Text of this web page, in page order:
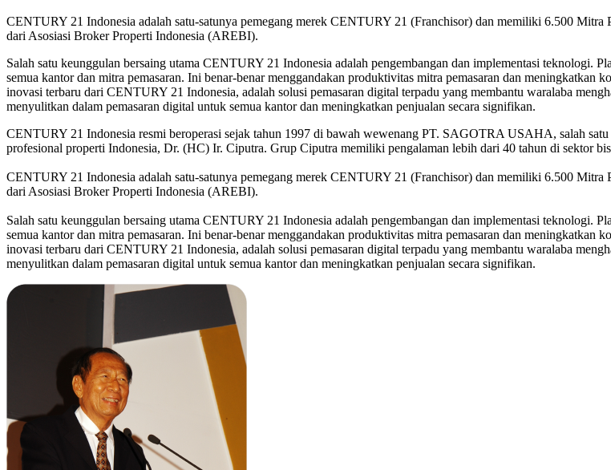
CENTURY 21 Indonesia adalah satu-satunya pemegang merek CENTURY 21 (Franchisor) dan memiliki 6.500 Mitra
dari Asosiasi Broker Properti Indonesia (AREBI).
Salah satu keunggulan bersaing utama CENTURY 21 Indonesia adalah pengembangan dan implementasi teknologi.
semua kantor dan mitra pemasaran. Ini benar-benar menggandakan produktivitas mitra pemasaran dan
inovasi terbaru dari CENTURY 21 Indonesia, adalah solusi pemasaran digital terpadu yang membantu waralaba
menyulitkan dalam pemasaran digital untuk semua kantor dan meningkatkan penjualan secara signifikan.
CENTURY 21 Indonesia resmi beroperasi sejak tahun 1997 di bawah wewenang PT. SAGOTRA USAHA, salah
profesional properti Indonesia, Dr. (HC) Ir. Ciputra. Grup Ciputra memiliki pengalaman lebih dari 40 tahun di sektor
CENTURY 21 Indonesia adalah satu-satunya pemegang merek CENTURY 21 (Franchisor) dan memiliki 6.500 Mitra
dari Asosiasi Broker Properti Indonesia (AREBI).
Salah satu keunggulan bersaing utama CENTURY 21 Indonesia adalah pengembangan dan implementasi teknologi.
semua kantor dan mitra pemasaran. Ini benar-benar menggandakan produktivitas mitra pemasaran dan
inovasi terbaru dari CENTURY 21 Indonesia, adalah solusi pemasaran digital terpadu yang membantu waralaba
menyulitkan dalam pemasaran digital untuk semua kantor dan meningkatkan penjualan secara signifikan.